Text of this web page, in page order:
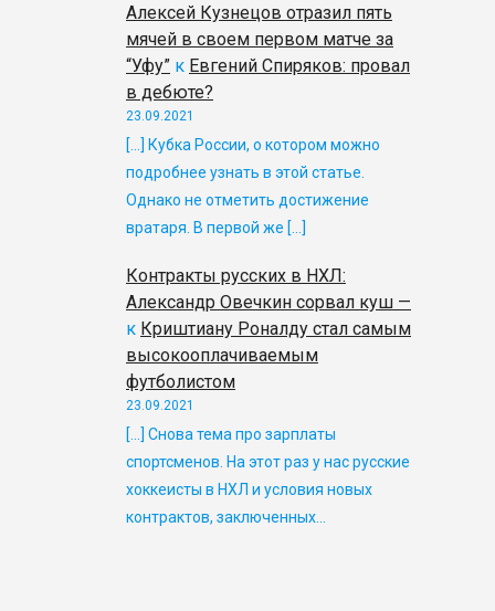
Алексей Кузнецов отразил пять
мячей в своем первом матче за
“Уфу” к Евгений Спиряков: провал
в дебюте?
23.09.2021
[…] Кубка России, о котором можно
подробнее узнать в этой статье.
Однако не отметить достижение
вратаря. В первой же […]
Контракты русских в НХЛ:
Александр Овечкин сорвал куш —
к Криштиану Роналду стал самым
высокооплачиваемым
футболистом
23.09.2021
[…] Снова тема про зарплаты
спортсменов. На этот раз у нас русские
хоккеисты в НХЛ и условия новых
контрактов, заключенных…